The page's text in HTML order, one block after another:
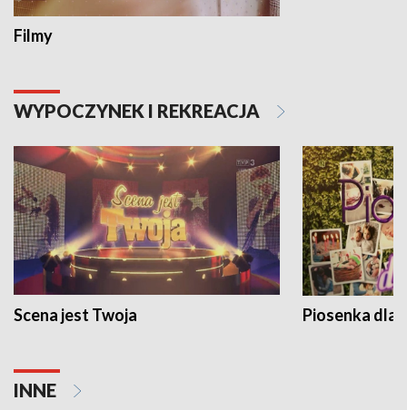
Filmy
WYPOCZYNEK I REKREACJA
Scena jest Twoja Piosenka dla
INNE